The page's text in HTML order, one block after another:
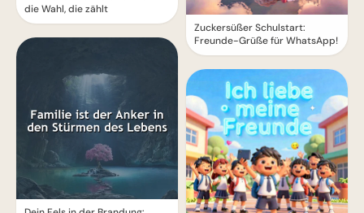
die Wahl, die zählt
Zuckersüßer Schulstart:
Freunde-Grüße für WhatsApp!